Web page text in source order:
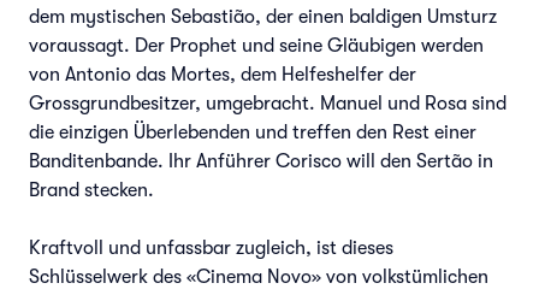
dem mystischen Sebastião, der einen baldigen Umsturz
voraussagt. Der Prophet und seine Gläubigen werden
von Antonio das Mortes, dem Helfeshelfer der
Grossgrundbesitzer, umgebracht. Manuel und Rosa sind
die einzigen Überlebenden und treffen den Rest einer
Banditenbande. Ihr Anführer Corisco will den Sertão in
Brand stecken.
Kraftvoll und unfassbar zugleich, ist dieses
Schlüsselwerk des «Cinema Novo» von volkstümlichen